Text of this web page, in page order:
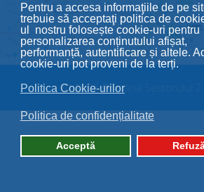
Pentru a accesa informaţiile de pe
trebuie să acceptaţi politica de
ul nostru folosește cookie-uri pentru
personalizarea conținutului afișat,
performanță, autentificare și altele.
cookie-uri pot proveni de la terți.
Politica Cookie-urilor
Politica de confidențialitate
Acceptă
© 2026 Primăria Sectorului 2